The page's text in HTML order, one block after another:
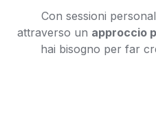
Con sessioni
attraverso un approccio
hai bisogno per far